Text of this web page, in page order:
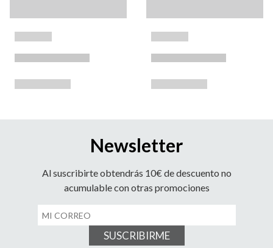
Newsletter
Al suscribirte obtendrás 10€ de descuento no
acumulable con otras promociones
SUSCRIBIRME